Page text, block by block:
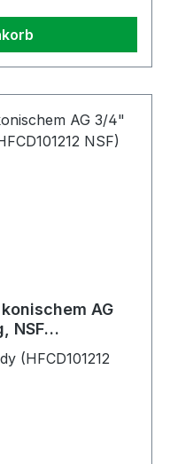
AG
NSF
(HFCD101212